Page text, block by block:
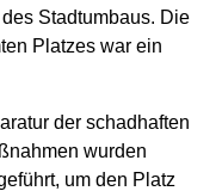
Stadtumbaus. Die
Platzes war ein
der schadhaften
wurden
um den Platz